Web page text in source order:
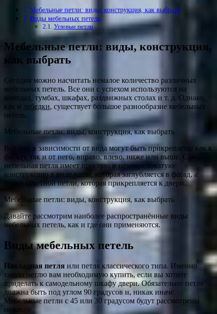
Мебельные петли: виды, конструкция, как выбрать
Виды мебельных петель
Угловые петли
Мебельные петли: виды, конструкция,
как выбрать
Сегодня можно насчитать немалое количество различных
мебельных петель. Все они с успехом используются на
комодах, тумбах, шкафах, раздвижных столах и т. д. Однако,
как и лебедки, существует большое разнообразие мебельных
петель.
Мебельные петли: виды, конструкция, как выбрать
Все они в зависимости от вида могут быть прикреплены как к
фасаду, так и от него, вправо, влево, ниже или выше. Сама
мебельная петля имеет простую и незамысловатую
конструкцию в виде чаши, которая заглубляется в фасад, а
также ответной петли, которая прикрепляется к двери.
Мебельные петли: виды, конструкция, как выбрать
Давайте рассмотрим наиболее распространённые виды
мебельных петель, как и где они применяются.
Виды мебельных петель
Накладная петля или петля классического типа. Именно
такую петлю вам необходимую купить, если вы хотите
приделать к самодельному шкафу двери. Обязательно петля
должна быть под углом 90 градусов и, никак иначе.
Мебельные петли с 45 или 30 градусом будут рассмотрены
ниже.